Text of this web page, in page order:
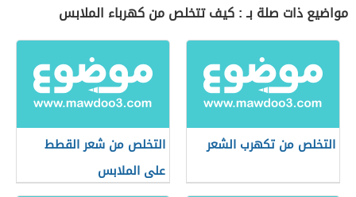
مواضيع ذات صلة بـ : كيف تتخلص من كهرباء الملابس
التخلص من تكهرب الشعر
التخلص من شعر القطط
على الملابس